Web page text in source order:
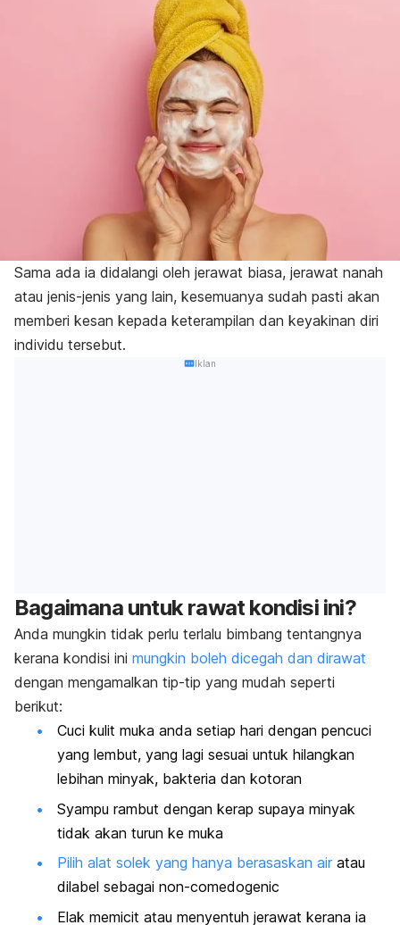
Sama ada ia didalangi oleh jerawat biasa, jerawat nanah
atau jenis-jenis yang lain, kesemuanya sudah pasti akan
memberi kesan kepada keterampilan dan keyakinan diri
individu tersebut.
Iklan
Bagaimana untuk rawat kondisi ini?
Anda mungkin tidak perlu terlalu bimbang tentangnya
kerana kondisi ini mungkin boleh dicegah dan dirawat
dengan mengamalkan tip-tip yang mudah seperti
berikut:
Cuci kulit muka anda setiap hari dengan pencuci
yang lembut, yang lagi sesuai untuk hilangkan
lebihan minyak, bakteria dan kotoran
Syampu rambut dengan kerap supaya minyak
tidak akan turun ke muka
Pilih alat solek yang hanya berasaskan air atau
dilabel sebagai non-comedogenic
Elak memicit atau menyentuh jerawat kerana ia